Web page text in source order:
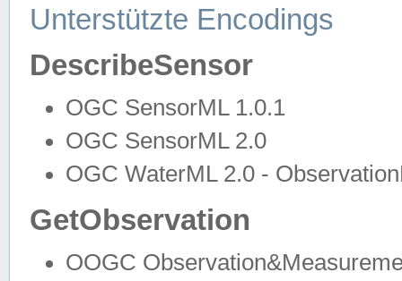
Unterstützte Encodings
DescribeSensor
OGC SensorML 1.0.1
OGC SensorML 2.0
OGC WaterML 2.0 -
GetObservation
OOGC